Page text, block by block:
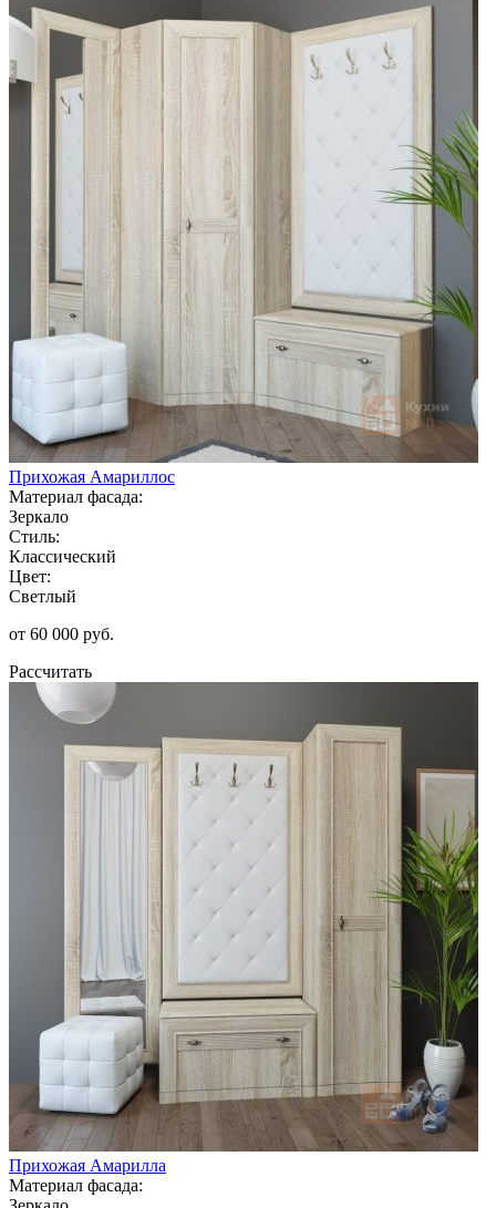
Прихожая Амариллос
Материал фасада:
Зеркало
Стиль:
Классический
Цвет:
Светлый
от 60 000 руб.
Рассчитать
Прихожая Амарилла
Материал фасада: